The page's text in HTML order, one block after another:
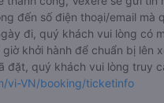
đến số điện thoại/email mà
đi, quý khách vui lòng có
khởi hành để chuẩn bị lên
đặt, quý khách vui lòng truy
vi-VN/booking/ticketinfo